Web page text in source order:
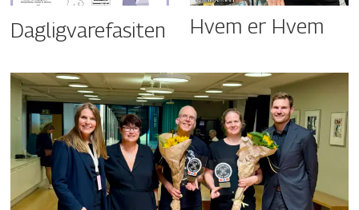
Dagligvarefasiten Hvem er Hvem